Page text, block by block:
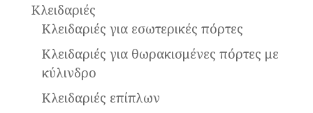
Κλειδαριές
Κλειδαριές για εσωτερικές πόρτες
Κλειδαριές για θωρακισμένες πόρτες με
κύλινδρο
Κλειδαριές επίπλων